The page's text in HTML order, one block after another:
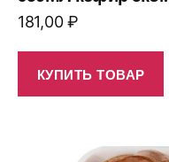
181,00₽
КУПИТЬ ТОВАР